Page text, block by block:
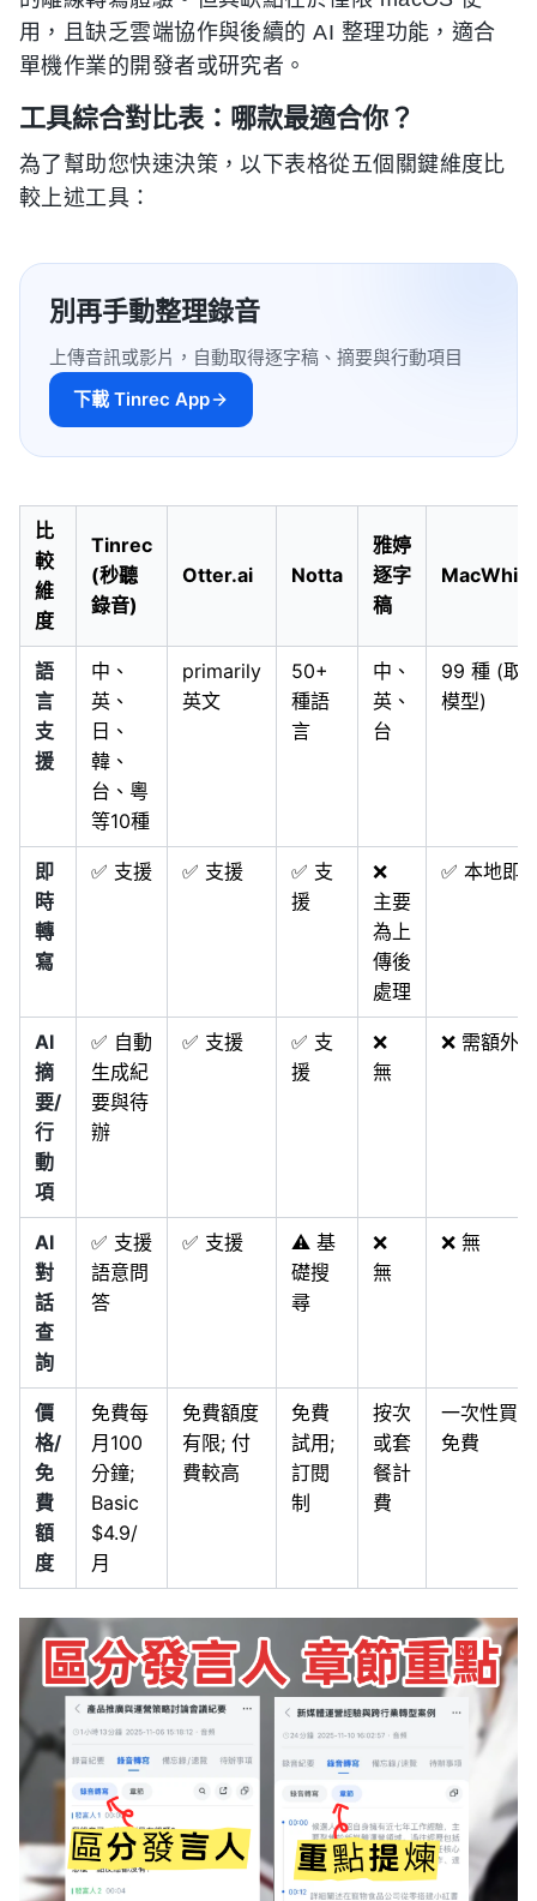
用，且缺乏雲端協作與後續的 AI 整理功能，適合
單機作業的開發者或研究者。
工具綜合對比表：哪款最適合你？
為了幫助您快速決策，以下表格從五個關鍵維度比
較上述工具：
別再手動整理錄音
上傳音訊或影片，自動取得逐字稿、摘要與行動項目
下載 Tinrec App
比
較
維
度
Tinrec
(秒聽
錄音)
Otter.ai Notta
雅婷
逐字
稿
語
言
支
援
中、
英、
日、
韓、
台、粵
等10種
primarily
英文
50+
種語
言
中、
英、
台
99 種 (取
模型)
即
時
轉
寫
✅ 支援 ✅ 支援
✅ 支
援
❌
主要
為上
傳後
處理
✅ 本地即
AI
摘
要/
行
動
項
✅ 自動
生成紀
要與待
辦
✅ 支援
✅ 支
援
❌
無
❌ 需額外
AI
對
話
查
詢
✅ 支援
語意問
答
✅ 支援
⚠️ 基
礎搜
尋
❌
無
❌ 無
價
格/
免
費
額
度
免費每
月100
分鐘;
Basic
$4.9/
月
免費額度
有限; 付
費較高
免費
試用;
訂閱
制
按次
或套
餐計
費
一次性買
免費